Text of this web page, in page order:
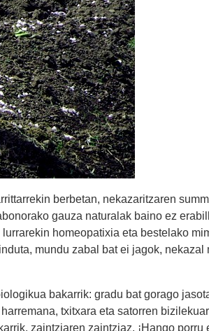
berbetan, nekazaritzaren
gauza naturalak baino ez
homeopatixia eta bestelako
mundu zabal bat ei jagok,
bakarrik: gradu bat gorago
txitxara eta satorren
zaintziaren zaintziaz. ¡Hango